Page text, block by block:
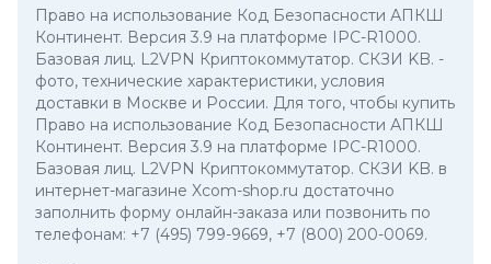
Право на использование Код Безопасности АПКШ
Континент. Версия 3.9 на платформе IPC-R1000.
Базовая лиц. L2VPN Криптокоммутатор. СКЗИ KB. -
фото, технические характеристики, условия
доставки в Москве и России. Для того, чтобы купить
Право на использование Код Безопасности АПКШ
Континент. Версия 3.9 на платформе IPC-R1000.
Базовая лиц. L2VPN Криптокоммутатор. СКЗИ KB. в
интернет-магазине Xcom-shop.ru достаточно
заполнить форму онлайн-заказа или позвонить по
телефонам: +7 (495) 799-9669, +7 (800) 200-0069.